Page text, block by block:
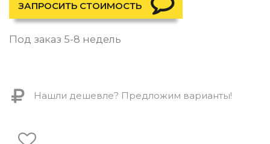
Контемпорари
Производство архитектурного и декоративного
Мебель
Столы и столики
Комоды и тумбы
ЗАПРОСИТЬ СТОИМОСТЬ
Под заказ 5-8 недель
Нашли дешевле? Предложим варианты!